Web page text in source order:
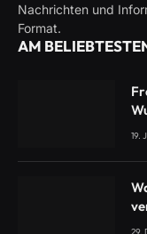
Nachrichten und
Format.
AM
19.